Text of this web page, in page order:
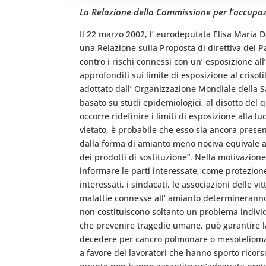
La Relazione della Commissione per
Il 22 marzo 2002, l’ eurodeputata Elisa Maria
una Relazione sulla Proposta di direttiva del
contro i rischi connessi con un’ esposizione
approfonditi sui limite di esposizione al
adottato dall’ Organizzazione Mondiale della
basato su studi epidemiologici, al disotto del
occorre ridefinire i limiti di esposizione alla
vietato, è probabile che esso sia ancora
dalla forma di amianto meno nociva
dei prodotti di sostituzione”. Nella
informare le parti interessate, come
interessati, i sindacati, le associazioni delle
malattie connesse all’ amianto
non costituiscono soltanto un problema
che prevenire tragedie umane, può garantire
decedere per cancro polmonare o
a favore dei lavoratori che hanno sporto